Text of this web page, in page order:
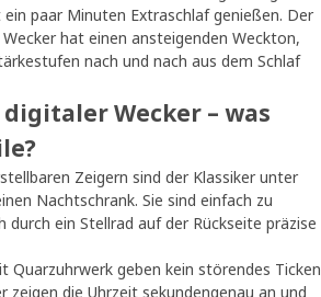
paar Minuten Extraschlaf genießen. Der
hat einen ansteigenden Weckton,
nach und nach aus dem Schlaf
Wecker – was
Zeigern sind der Klassiker unter
Nachtschrank. Sie sind einfach zu
durch ein Stellrad auf der Rückseite präzise
Quarzuhrwerk geben kein störendes Ticken
zeigen die Uhrzeit sekundengenau an und